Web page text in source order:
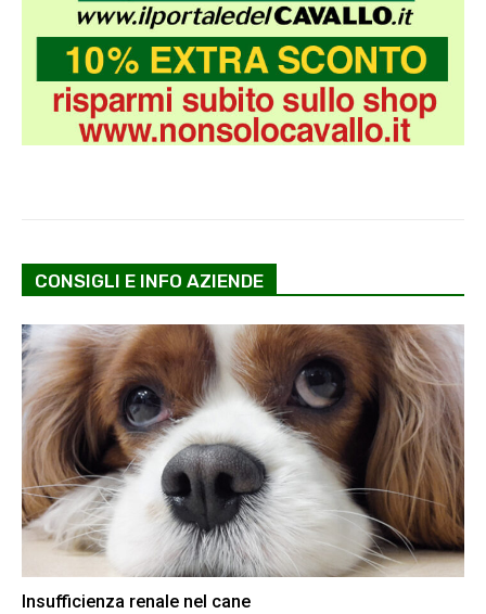
CONSIGLI E INFO AZIENDE
Insufficienza renale nel cane